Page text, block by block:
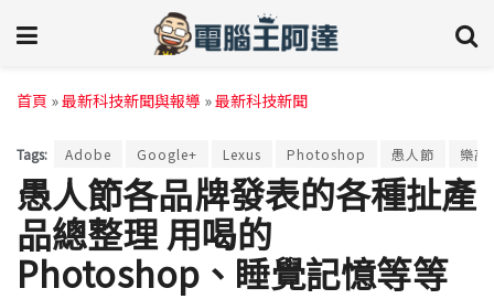
首頁 »最新科技新聞與報導 »最新科技新聞
Tags: Adobe Google+ Lexus Photoshop 愚人節 樂高
愚人節各品牌發表的各種扯產
品總整理 用喝的
Photoshop、睡覺記憶等等